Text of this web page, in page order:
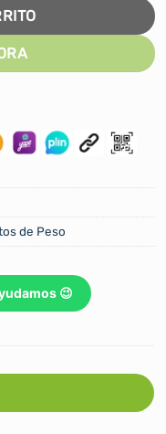
de Peso
😉